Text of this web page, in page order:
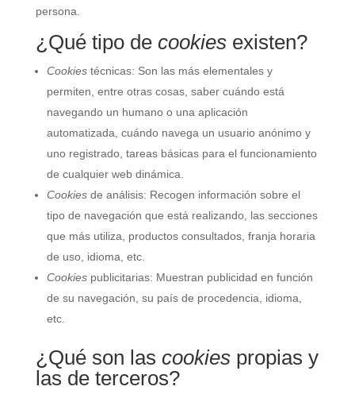
persona.
¿Qué tipo de cookiesexisten?
Cookiestécnicas: Son las más elementales y
permiten, entre otras cosas, saber cuándo está
navegando un humano o una aplicación
automatizada, cuándo navega un usuario anónimo y
uno registrado, tareas básicas para el funcionamiento
de cualquier web dinámica.
Cookiesde análisis: Recogen información sobre el
tipo de navegación que está realizando, las secciones
que más utiliza, productos consultados, franja horaria
de uso, idioma, etc.
Cookiespublicitarias: Muestran publicidad en función
de su navegación, su país de procedencia, idioma,
etc.
¿Qué son las cookiespropias y
las de terceros?